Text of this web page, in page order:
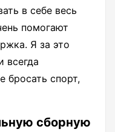
в себе весь
помогают
Я за это
всегда
бросать спорт,
сборную